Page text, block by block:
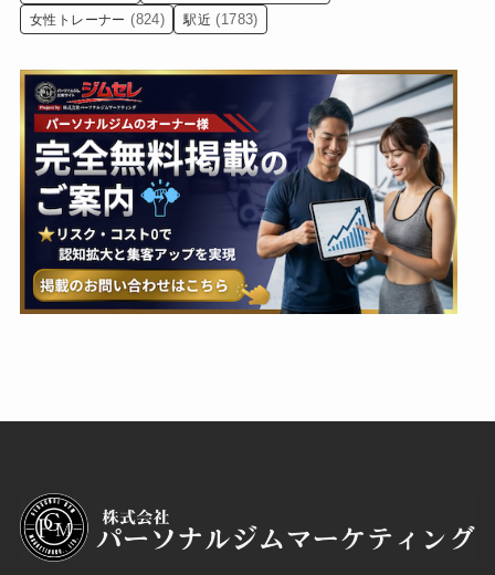
女性トレーナー (824) 駅近 (1783)